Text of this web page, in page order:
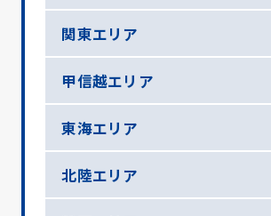
関東エリア
甲信越エリア
東海エリア
北陸エリア